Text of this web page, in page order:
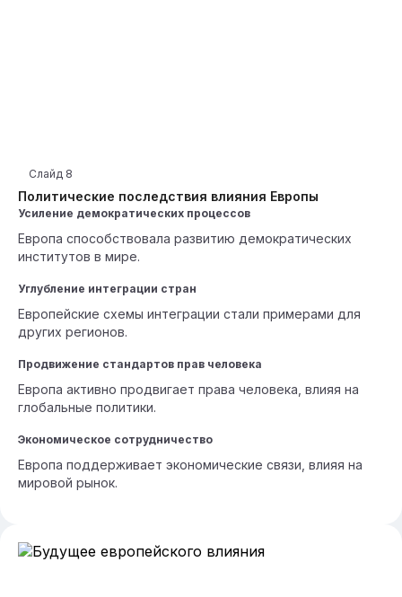
Политические последствия влияния Европы
Слайд 8
Усиление демократических процессов
Европа способствовала развитию демократических
институтов в мире.
Углубление интеграции стран
Европейские схемы интеграции стали примерами для
других регионов.
Продвижение стандартов прав человека
Европа активно продвигает права человека, влияя на
глобальные политики.
Экономическое сотрудничество
Европа поддерживает экономические связи, влияя на
мировой рынок.